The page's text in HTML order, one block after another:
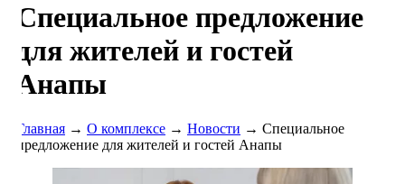
Специальное предложение
для жителей и гостей
Анапы
Главная → О комплексе → Новости → Специальное
предложение для жителей и гостей Анапы